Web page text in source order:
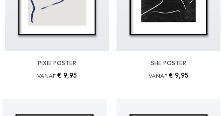
PIXIE POSTER
VANAF € 9,95
SHE POSTER
VANAF € 9,95